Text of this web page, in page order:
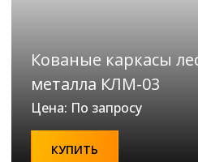
Кованые каркасы
металла КЛМ-03
Цена: По запросу
КУПИТЬ